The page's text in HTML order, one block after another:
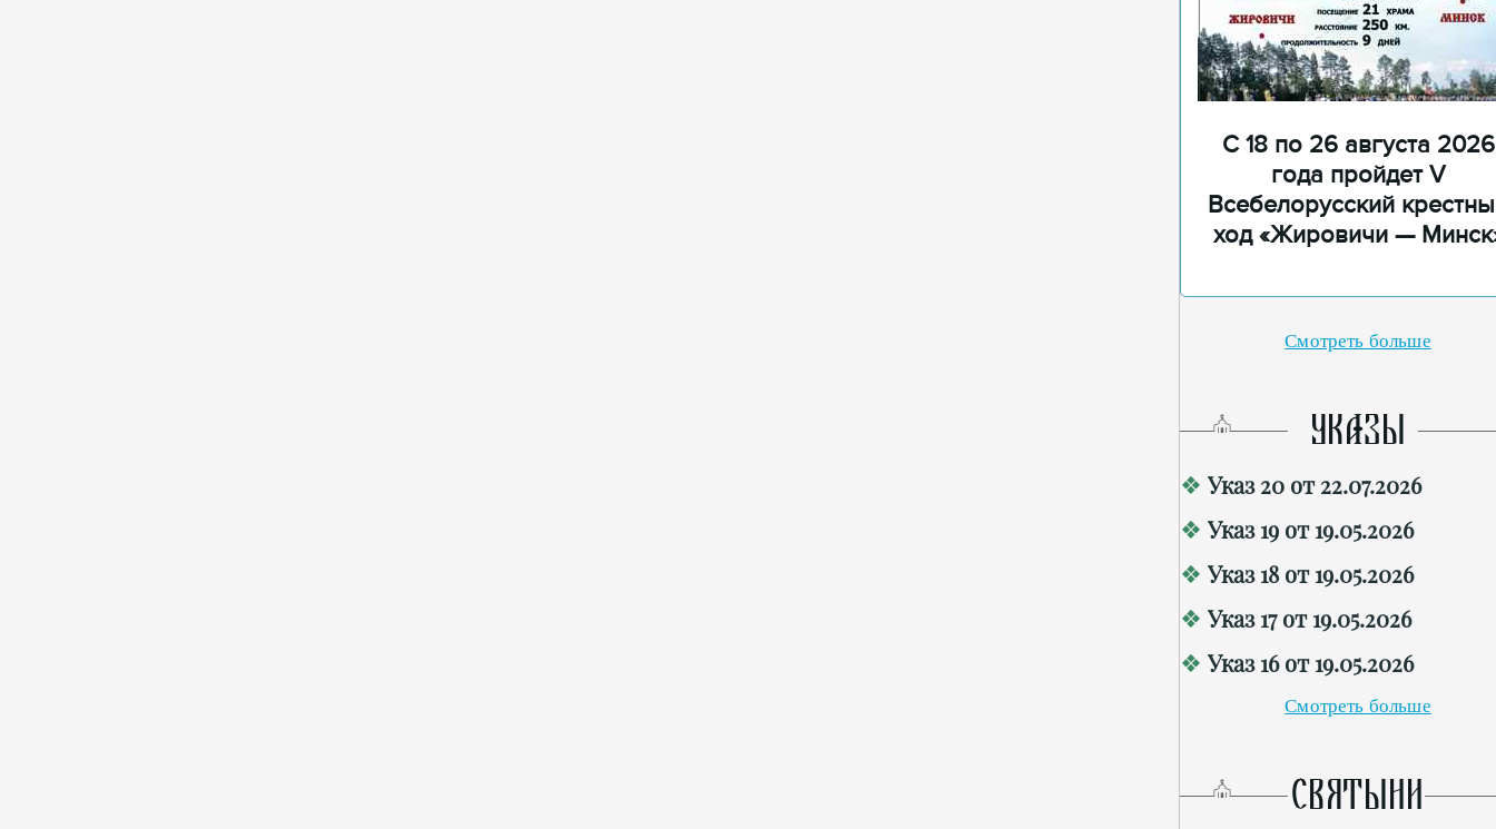
С 18 по 26 августа 2026
года пройдет V
Всебелорусский
ход «Жировичи —
Смотреть больше
УКАЗЫ
Указ 20 от 22.07.2026
Указ 19 от 19.05.2026
Указ 18 от 19.05.2026
Указ 17 от 19.05.2026
Указ 16 от 19.05.2026
Смотреть больше
СВЯТЫНИ